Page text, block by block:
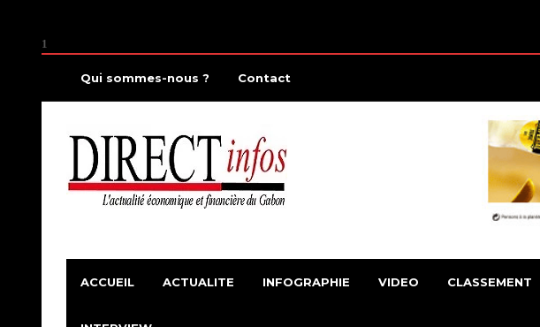
1
Qui sommes-nous ? Contact
ACCUEIL ACTUALITE INFOGRAPHIE VIDEO CLASSEMENT